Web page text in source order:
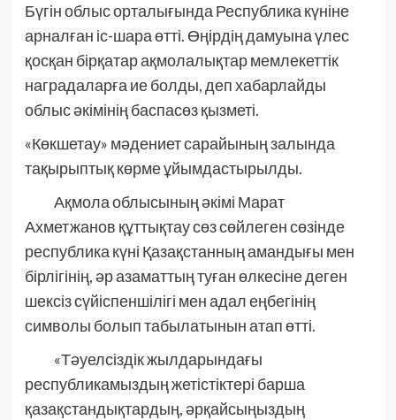
Бүгін облыс орталығында Республика күніне
арналған іс-шара өтті. Өңірдің дамуына үлес
қосқан бірқатар ақмолалықтар мемлекеттік
наградаларға ие болды, деп хабарлайды
облыс әкімінің баспасөз қызметі.
«Көкшетау» мәдениет сарайының залында
тақырыптық көрме ұйымдастырылды.
Ақмола облысының әкімі Марат
Ахметжанов құттықтау сөз сөйлеген сөзінде
республика күні Қазақстанның амандығы мен
бірлігінің, әр азаматтың туған өлкесіне деген
шексіз сүйіспеншілігі мен адал еңбегінің
символы болып табылатынын атап өтті.
«Тәуелсіздік жылдарындағы
республикамыздың жетістіктері барша
қазақстандықтардың, әрқайсыңыздың